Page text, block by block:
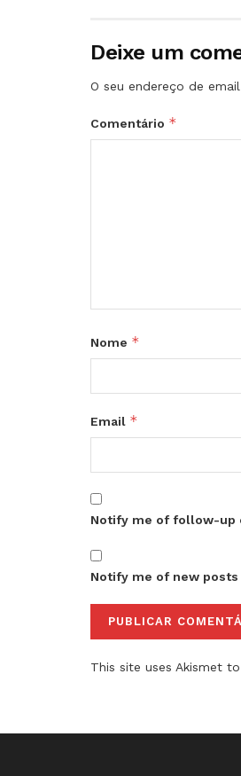
Deixe um
O seu endereço de
Comentário *
Nome *
Email *
Notify me of follow-up
Notify me of new posts
This site uses Akismet